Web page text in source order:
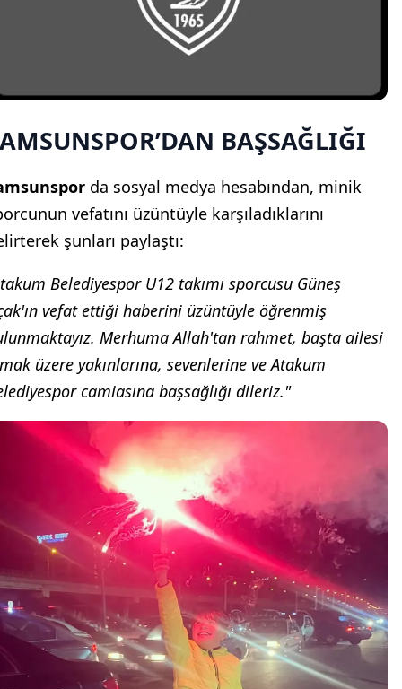
BAŞSAĞLIĞI
da sosyal medya hesabından, minik
vefatını üzüntüyle karşıladıklarını
şunları paylaştı:
Belediyespor U12 takımı sporcusu Güneş
vefat ettiği haberini üzüntüyle öğrenmiş
Merhuma Allah'tan rahmet, başta ailesi
üzere yakınlarına, sevenlerine ve Atakum
camiasına başsağlığı dileriz."